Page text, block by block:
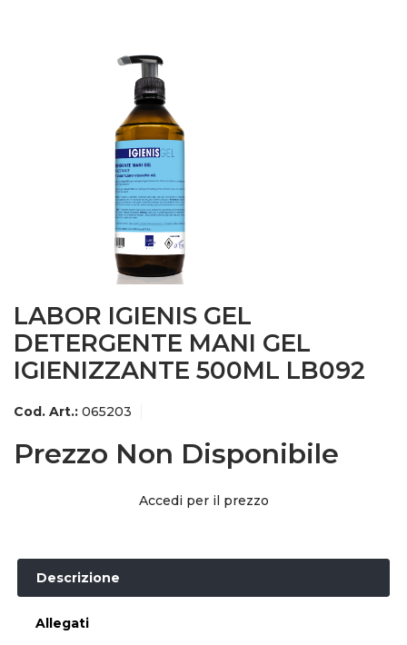
LABOR IGIENIS GEL
DETERGENTE MANI GEL
IGIENIZZANTE 500ML LB092
Cod. Art.: 065203
Prezzo Non Disponibile
Accedi per il prezzo
Descrizione
Allegati